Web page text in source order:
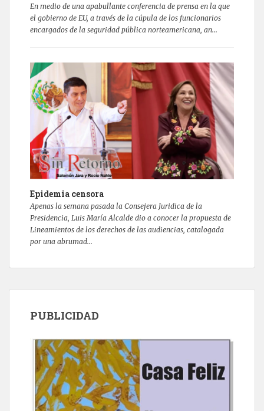
En medio de una apabullante conferencia de prensa en la que
el gobierno de EU, a través de la cúpula de los funcionarios
encargados de la seguridad pública norteamericana, an...
Epidemia censora
Apenas la semana pasada la Consejera Juridica de la
Presidencia, Luis María Alcalde dio a conocer la propuesta de
Lineamientos de los derechos de las audiencias, catalogada
por una abrumad...
PUBLICIDAD